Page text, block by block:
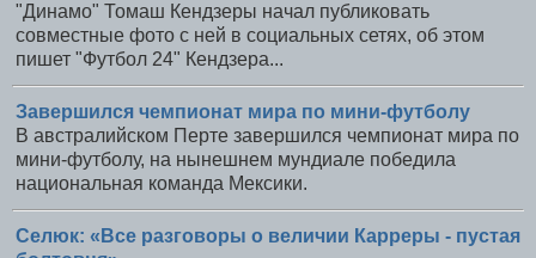
"Динамо" Томаш Кендзеры начал публиковать
совместные фото с ней в социальных сетях, об этом
пишет "Футбол 24" Кендзера...
Завершился чемпионат мира по мини-футболу
В австралийском Перте завершился чемпионат мира по
мини-футболу, на нынешнем мундиале победила
национальная команда Мексики.
Селюк: «Все разговоры о величии Карреры - пустая